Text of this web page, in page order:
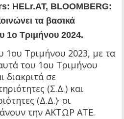
HELr.AT, BLOOMBERG:
τα βασικά
1ο Τριμήνου 2024.
1ου Τριμήνου 2023, με τα
του 1ου Τριμήνου
διακριτά σε
(Σ.Δ.) και
(Δ.Δ.)· οι
την ΑΚΤΩΡ ΑΤΕ.